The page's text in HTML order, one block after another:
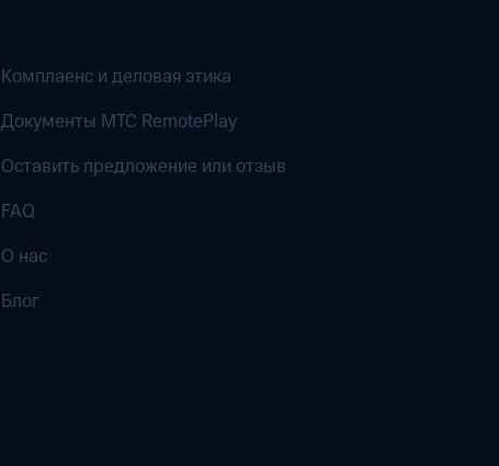
Комплаенс и деловая этика
Документы MTC RemotePlay
Оставить предложение или отзыв
FAQ
О нас
Блог